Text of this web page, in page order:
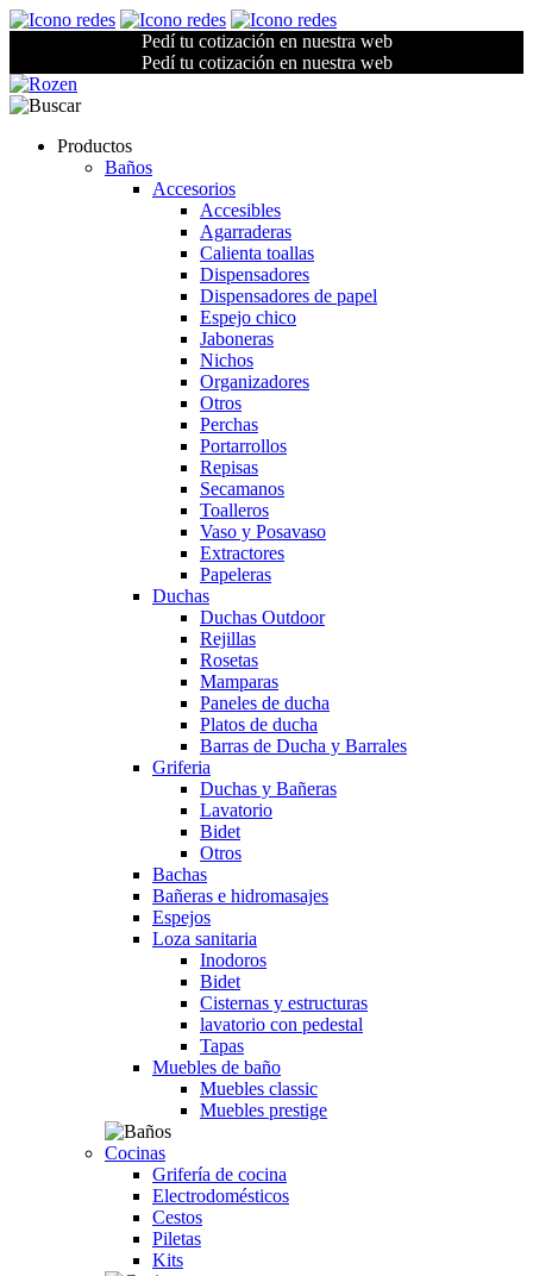
Pedí tu cotización en nuestra web
Pedí tu cotización en nuestra web
Productos
Baños
Accesorios
Accesibles
Agarraderas
Calienta toallas
Dispensadores
Dispensadores de papel
Espejo chico
Jaboneras
Nichos
Organizadores
Otros
Perchas
Portarrollos
Repisas
Secamanos
Toalleros
Vaso y Posavaso
Extractores
Papeleras
Duchas
Duchas Outdoor
Rejillas
Rosetas
Mamparas
Paneles de ducha
Platos de ducha
Barras de Ducha y Barrales
Griferia
Duchas y Bañeras
Lavatorio
Bidet
Otros
Bachas
Bañeras e hidromasajes
Espejos
Loza sanitaria
Inodoros
Bidet
Cisternas y estructuras
lavatorio con pedestal
Tapas
Muebles de baño
Muebles classic
Muebles prestige
Cocinas
Grifería de cocina
Electrodomésticos
Cestos
Piletas
Kits